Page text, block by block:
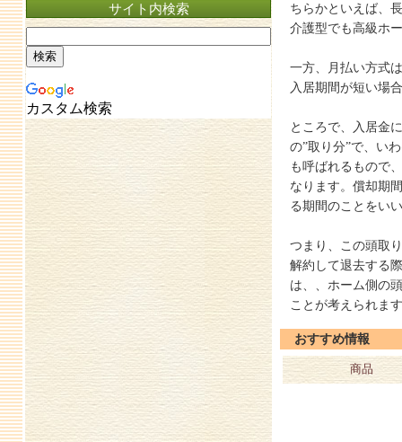
ちらかといえば、
介護型でも高級ホ
一方、 月払い方式
入居期間が短い場
ところで、入居金
の”取り分”で、い
も呼ばれるもので
なります。償却期
る期間のことをい
つまり、この頭取
解約して退去する
は、、ホーム側の
ことが考えられま
おすすめ情報
商品
サイト内検索
カスタム検索